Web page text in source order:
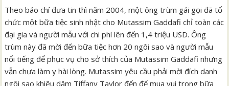
Theo báo chí đưa tin thì năm 2004, một ông trùm gái gọi đã tổ
chức một bữa tiệc sinh nhật cho Mutassim Gaddafi chỉ toàn các
đại gia và người mẫu với chi phí lên đến 1,4 triệu USD. Ông
trùm này đã mời đến bữa tiệc hơn 20 ngôi sao và người mẫu
nổi tiếng để phục vụ cho sở thích của Mutassim Gaddafi nhưng
vẫn chưa làm y hài lòng. Mutassim yêu cầu phải mời đích danh
ngôi sao khiêu dâm Tiffany Taylor đến để mua vui trong bữa